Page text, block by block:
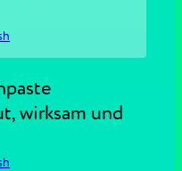
wirksam und